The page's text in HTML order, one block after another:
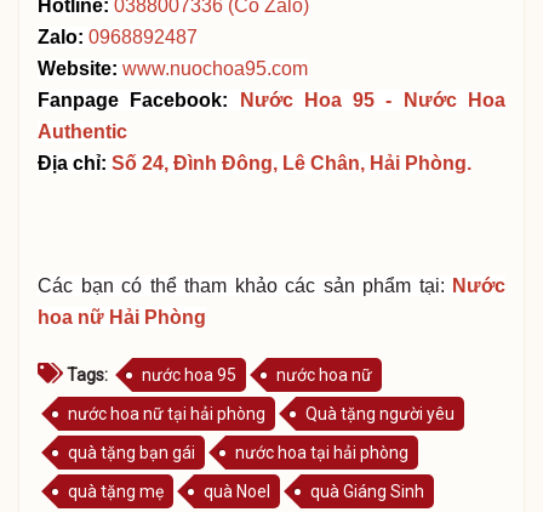
Hotline: 0388007336 (Có Zalo)
Zalo: 0968892487
Website: www.nuochoa95.com
Fanpage Facebook:
Nước Hoa 95 - Nước Hoa
Authentic
Địa chỉ: Số 24, Đình Đông, Lê Chân, Hải Phòng.
Các bạn có thể tham khảo các sản phẩm tại: Nước
hoa nữ Hải Phòng
Tags: nước hoa 95
nước hoa nữ
nước hoa nữ tại hải phòng
Quà tặng người yêu
quà tặng bạn gái
nước hoa tại hải phòng
quà tặng mẹ
quà Noel
quà Giáng Sinh